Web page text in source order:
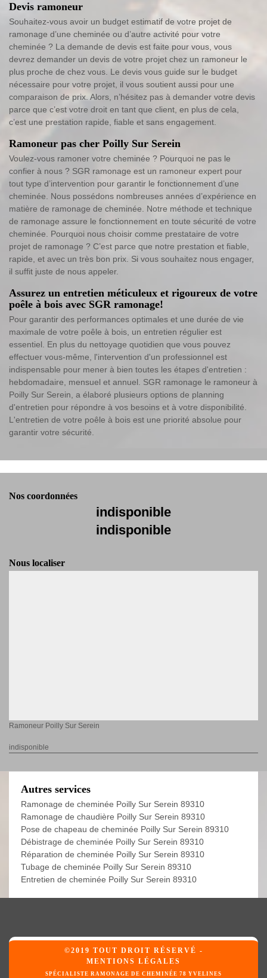
Devis ramoneur
Souhaitez-vous avoir un budget estimatif de votre projet de
ramonage d’une cheminée ou d’autre activité pour votre
cheminée ? La demande de devis est faite pour vous, vous
devrez demander un devis de votre projet chez un ramoneur le
plus proche de chez vous. Le devis vous guide sur le budget
nécessaire pour votre projet, il vous soutient aussi pour une
comparaison de prix. Alors, n’hésitez pas à demander votre devis
parce que c’est votre droit en tant que client, en plus de cela,
c’est une prestation rapide, fiable et sans engagement.
Ramoneur pas cher Poilly Sur Serein
Voulez-vous ramoner votre cheminée ? Pourquoi ne pas le
confier à nous ? SGR ramonage est un ramoneur expert pour
tout type d’intervention pour garantir le fonctionnement d’une
cheminée. Nous possédons nombreuses années d’expérience en
matière de ramonage de cheminée. Notre méthode et technique
de ramonage assure le fonctionnement en toute sécurité de votre
cheminée. Pourquoi nous choisir comme prestataire de votre
projet de ramonage ? C’est parce que notre prestation et fiable,
rapide, et avec un très bon prix. Si vous souhaitez nous engager,
il suffit juste de nous appeler.
Assurez un entretien méticuleux et rigoureux de votre
poêle à bois avec SGR ramonage!
Pour garantir des performances optimales et une durée de vie
maximale de votre poêle à bois, un entretien régulier est
essentiel. En plus du nettoyage quotidien que vous pouvez
effectuer vous-même, l'intervention d'un professionnel est
indispensable pour mener à bien toutes les étapes d'entretien :
hebdomadaire, mensuel et annuel. SGR ramonage le ramoneur à
Poilly Sur Serein, a élaboré plusieurs options de planning
d'entretien pour répondre à vos besoins et à votre disponibilité.
L'entretien de votre poêle à bois est une priorité absolue pour
garantir votre sécurité.
Nos coordonnées
indisponible
indisponible
Nous localiser
Ramoneur Poilly Sur Serein
indisponible
Autres services
Ramonage de cheminée Poilly Sur Serein 89310
Ramonage de chaudière Poilly Sur Serein 89310
Pose de chapeau de cheminée Poilly Sur Serein 89310
Débistrage de cheminée Poilly Sur Serein 89310
Réparation de cheminée Poilly Sur Serein 89310
Tubage de cheminée Poilly Sur Serein 89310
Entretien de cheminée Poilly Sur Serein 89310
©2019 TOUT DROIT RÉSERVÉ -
MENTIONS LÉGALES
SPÉCIALISTE RAMONAGE DE CHEMINÉE 78 YVELINES